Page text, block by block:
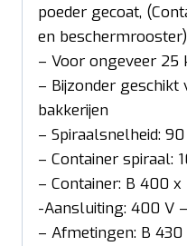
poeder gecoat,
en
– Voor ongeveer 25
– Bijzonder geschikt
bakkerijen
– Spiraalsnelheid:
– Container spiraal:
– Container: B 400
-Aansluiting: 400 V
– Afmetingen: B